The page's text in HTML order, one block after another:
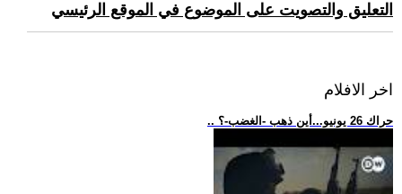
التعليق والتصويت على الموضوع في الموقع الرئيسي
اخر الافلام
.. حراك 26 يونيو...أين ذهب -الغضب-؟